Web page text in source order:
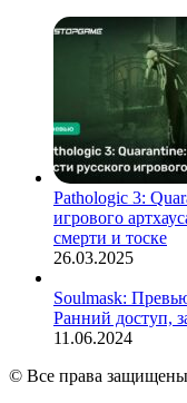
Pathologic 3:
игрового
смерти и тоске
26.03.2025
Soulmask:
Ранний доступ,
11.06.2024
© Все права